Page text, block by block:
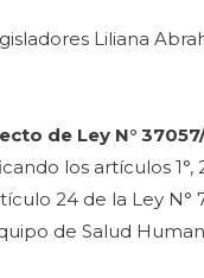
Liliana
de Ley N°
los artículos 1°,
24 de la Ley N°
de Salud